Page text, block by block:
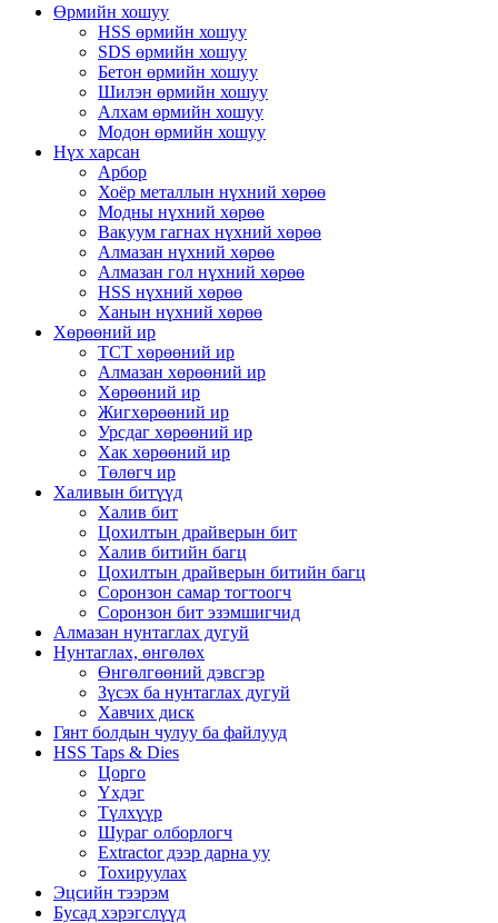
Өрмийн хошуу
HSS өрмийн хошуу
SDS өрмийн хошуу
Бетон өрмийн хошуу
Шилэн өрмийн хошуу
Алхам өрмийн хошуу
Модон өрмийн хошуу
Нүх харсан
Арбор
Хоёр металлын нүхний хөрөө
Модны нүхний хөрөө
Вакуум гагнах нүхний хөрөө
Алмазан нүхний хөрөө
Алмазан гол нүхний хөрөө
HSS нүхний хөрөө
Ханын нүхний хөрөө
Хөрөөний ир
TCT хөрөөний ир
Алмазан хөрөөний ир
Хөрөөний ир
Жигхөрөөний ир
Урсдаг хөрөөний ир
Хак хөрөөний ир
Төлөгч ир
Халивын битүүд
Халив бит
Цохилтын драйверын бит
Халив битийн багц
Цохилтын драйверын битийн багц
Соронзон самар тогтоогч
Соронзон бит эзэмшигчид
Алмазан нунтаглах дугуй
Нунтаглах, өнгөлөх
Өнгөлгөөний дэвсгэр
Зүсэх ба нунтаглах дугуй
Хавчих диск
Гянт болдын чулуу ба файлууд
HSS Taps & Dies
Цорго
Үхдэг
Түлхүүр
Шураг олборлогч
Extractor дээр дарна уу
Тохируулах
Эцсийн тээрэм
Бусад хэрэгслүүд